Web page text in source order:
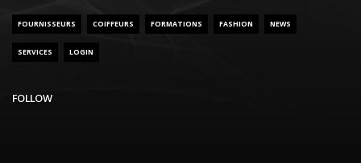
FOURNISSEURS COIFFEURS FORMATIONS FASHION NEWS
SERVICES LOGIN
FOLLOW